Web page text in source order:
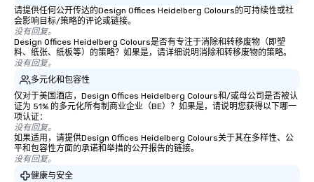
请提供任何公开传达的Design Offices Heidelberg Colours的可持续性或社
会影响目标/策略的评论或链接。
没有回复。
Design Offices Heidelberg Colours是否有专注于消除和转移废物（即塑
料、纸张、纸板等）的策略？如果是，请详细说明消除和转移废物的策略。
没有回复。
多元化和包容性
仅对于美国酒店，Design Offices Heidelberg Colours和/或母公司是否被认
证为 51% 的多元化所有制商业企业（BE）？如果是，请说明您获得以下哪一
项认证：
没有回复。
如果适用，请提供Design Offices Heidelberg Colours关于其在多样性、公
平和包容性方面的承诺和举措的公开报告的链接。
没有回复。
健康与安全